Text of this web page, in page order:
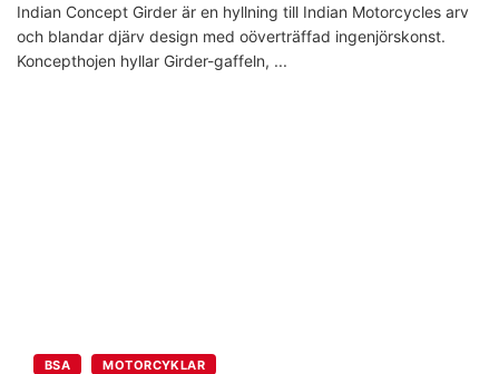
Indian Concept Girder är en hyllning till Indian Motorcycles arv
och blandar djärv design med oöverträffad ingenjörskonst.
Koncepthojen hyllar Girder-gaffeln,
BSA MOTORCYKLAR